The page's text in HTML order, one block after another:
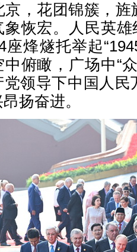
京，花团锦簇，
象恢宏。人民英
烽燧托举起
中俯瞰，广场中“
党领导下中国人
扬奋进。